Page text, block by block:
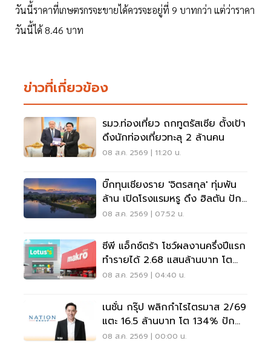
วันนี้ราคาที่เกษตรกรจะขายได้ควรจะอยู่ที่ 9 บาทกว่า แต่ว่าราคา
วันนี้ได้ 8.46 บาท
ข่าวที่เกี่ยวข้อง
รมว.ท่องเที่ยว ถกทูตรัสเซีย ตั้งเป้า
ดึงนักท่องเที่ยวทะลุ 2 ล้านคน
08 ส.ค. 2569 | 11:20 น.
บิ๊กทุนเชียงราย 'จิตรสกุล' ทุ่มพัน
ล้าน เปิดโรงแรมหรู ดึง ฮิลตัน ปัก
หมุดแบรนด์ใหม่
08 ส.ค. 2569 | 07:52 น.
ซีพี แอ็กซ์ตร้า โชว์ผลงานครึ่งปีแรก
ทำรายได้ 2.68 แสนล้านบาท โต
3.6%
08 ส.ค. 2569 | 04:40 น.
เนชั่น กรุ๊ป พลิกกำไรไตรมาส 2/69
แตะ 16.5 ล้านบาท โต 134% ปัก
หมุดสู่ ‘มีเดียเทค’
08 ส.ค. 2569 | 00:00 น.